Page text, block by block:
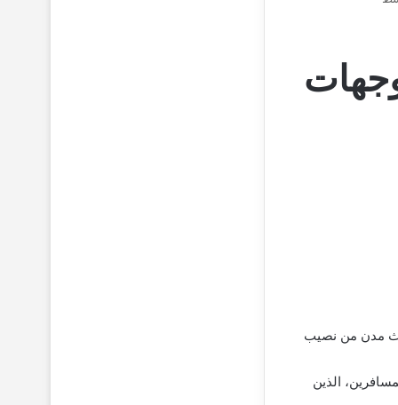
في قائمة أفضل 10 وجهات
كانت ثلاث مدن من نصيب
الذين